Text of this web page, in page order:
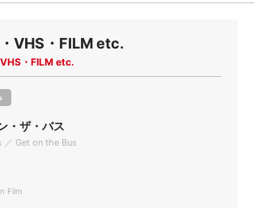
VHS・FILM etc.
・FILM etc.
・ザ・バス
／ Get on the Bus
Film